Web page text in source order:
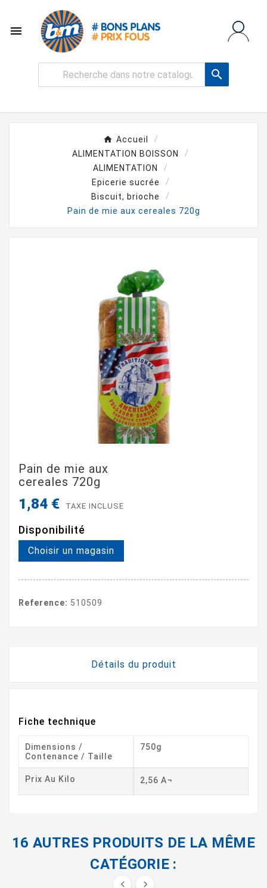


Accueil
ALIMENTATION BOISSON
ALIMENTATION
Epicerie sucrée
Biscuit, brioche
Pain de mie aux cereales 720g
Pain de mie aux
cereales 720g
1,84 € TAXE INCLUSE
Disponibilité
Choisir un magasin
Reference: 510509
Détails du produit
Fiche technique
Dimensions /
Contenance / Taille
750g
Prix Au Kilo 2,56 A¬
16 AUTRES PRODUITS DE LA MÊME
CATÉGORIE :
 